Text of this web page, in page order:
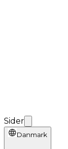
Sider
Danmark